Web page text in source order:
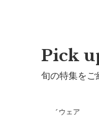
Pick
旬の特集をご
のプレイウェア